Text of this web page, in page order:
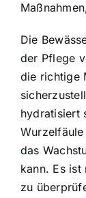
Die
der Pflege
die richtige
hydratisiert
das
kann. Es ist
zu